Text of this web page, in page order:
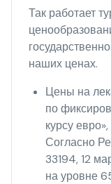
Так работает
наших ценах.
Цены на
по
курсу
Согласно
33194, 12
на уровне